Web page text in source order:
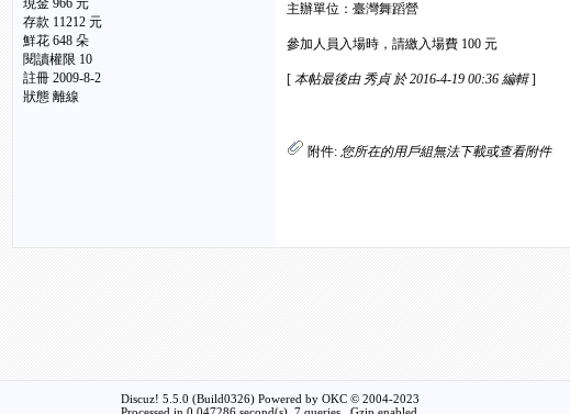
現金 966 元
存款 11212 元
鮮花 648 朵
閱讀權限 10
註冊 2009-8-2
狀態 離線
主辦單位：臺灣舞蹈營
參加人員入場時，請繳入場費 100 元
[ 本帖最後由 秀貞 於 2016-4-19 00:36 編輯]
附件:您所在的用戶組無法下載或查看附件
Discuz! 5.5.0 (Build0326) Powered by OKC © 2004-2023